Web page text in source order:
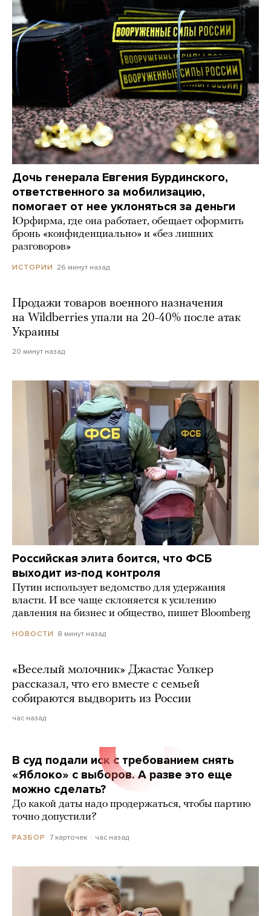
Дочь генерала Евгения Бурдинского,
ответственного за мобилизацию,
помогает от нее уклоняться за деньги
Юрфирма, где она работает, обещает оформить
бронь «конфиденциально» и «без лишних
разговоров»
ИСТОРИИ 26 минут назад
Продажи товаров военного назначения
на Wildberries упали на 20-40% после атак
Украины
20 минут назад
Российская элита боится, что ФСБ
выходит из-под контроля
Путин использует ведомство для удержания
власти. И все чаще склоняется к усилению
давления на бизнес и общество, пишет Bloomberg
НОВОСТИ 8 минут назад
«Веселый молочник» Джастас Уолкер
рассказал, что его вместе с семьей
собираются выдворить из России
час назад
В суд подали иск с требованием снять
«Яблоко» с выборов. А разве это еще
можно сделать?
До какой даты надо продержаться, чтобы партию
точно допустили?
РАЗБОР 7 карточек час назад